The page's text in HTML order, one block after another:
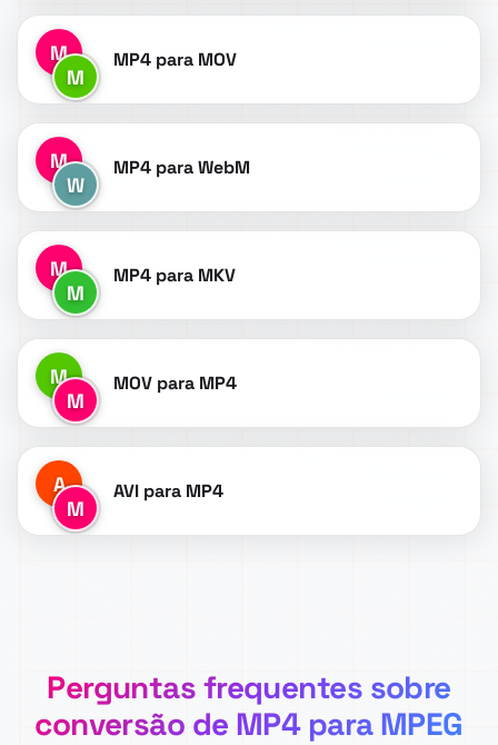
M
M
MP4 para MOV
M
W
MP4 para WebM
M
M
MP4 para MKV
M
M
MOV para MP4
A
M
AVI para MP4
Perguntas frequentes sobre
conversão de MP4 para MPEG